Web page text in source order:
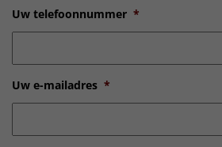
Uw telefoonnummer *
Uw e-mailadres *